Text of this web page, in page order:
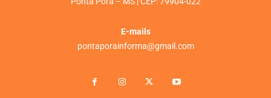
E-mails
pontaporainforma@gmail.com